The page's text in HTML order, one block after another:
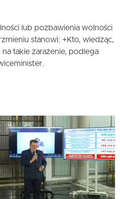
lub pozbawienia wolności
stanowi: +Kto, wiedząc,
takie zarażenie, podlega